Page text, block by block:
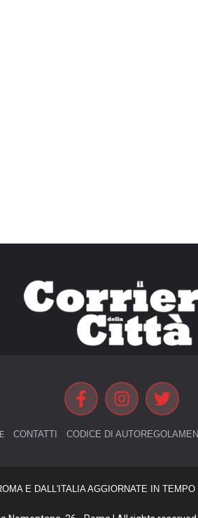
CONTATTI CODICE DI
E DALL'ITALIA AGGIORNATE IN